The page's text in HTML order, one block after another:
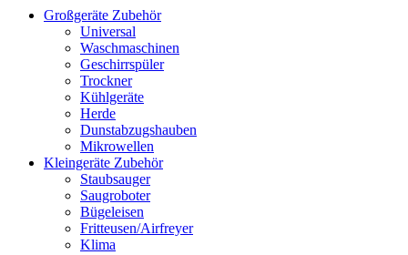
Großgeräte Zubehör
Universal
Waschmaschinen
Geschirrspüler
Trockner
Kühlgeräte
Herde
Dunstabzugshauben
Mikrowellen
Kleingeräte Zubehör
Staubsauger
Saugroboter
Bügeleisen
Fritteusen/Airfreyer
Klima